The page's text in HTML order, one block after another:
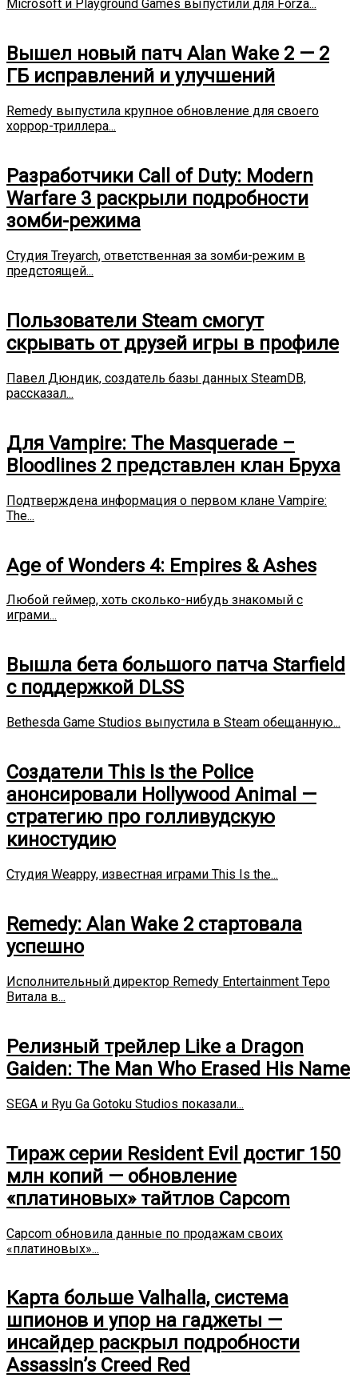
Microsoft и Playground Games выпустили для Forza...
Вышел новый патч Alan Wake 2 — 2
ГБ исправлений и улучшений
Remedy выпустила крупное обновление для своего
хоррор-триллера...
Разработчики Call of Duty: Modern
Warfare 3 раскрыли подробности
зомби-режима
Студия Treyarch, ответственная за зомби-режим в
предстоящей...
Пользователи Steam смогут
скрывать от друзей игры в профиле
Павел Дюндик, создатель базы данных SteamDB,
рассказал...
Для Vampire: The Masquerade –
Bloodlines 2 представлен клан Бруха
Подтверждена информация о первом клане Vampire:
The...
Age of Wonders 4: Empires & Ashes
Любой геймер, хоть сколько-нибудь знакомый с
играми...
Вышла бета большого патча Starfield
с поддержкой DLSS
Bethesda Game Studios выпустила в Steam обещанную...
Создатели This Is the Police
анонсировали Hollywood Animal —
стратегию про голливудскую
киностудию
Студия Weappy, известная играми This Is the...
Remedy: Alan Wake 2 стартовала
успешно
Исполнительный директор Remedy Entertainment Теро
Витала в...
Релизный трейлер Like a Dragon
Gaiden: The Man Who Erased His Name
SEGA и Ryu Ga Gotoku Studios показали...
Тираж серии Resident Evil достиг 150
млн копий — обновление
«платиновых» тайтлов Capcom
Capcom обновила данные по продажам своих
«платиновых»...
Карта больше Valhalla, система
шпионов и упор на гаджеты —
инсайдер раскрыл подробности
Assassin’s Creed Red